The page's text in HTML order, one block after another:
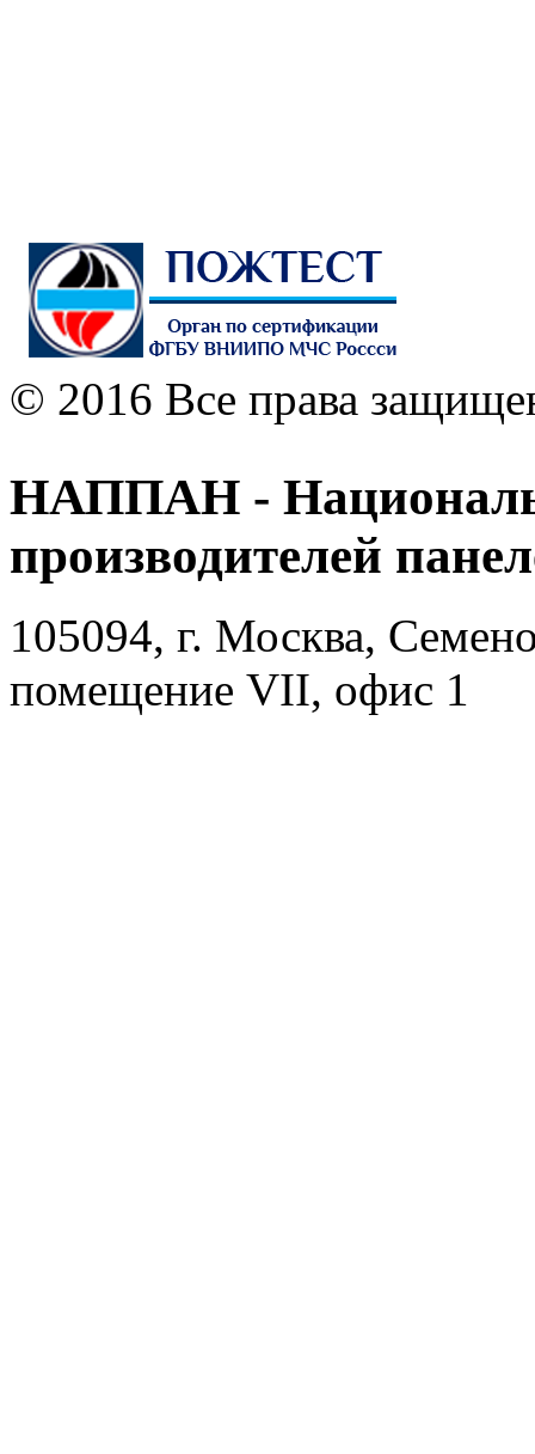
© 2016 Все права
НАППАН -
производителей
105094, г. Москва,
помещение VII, офис 1